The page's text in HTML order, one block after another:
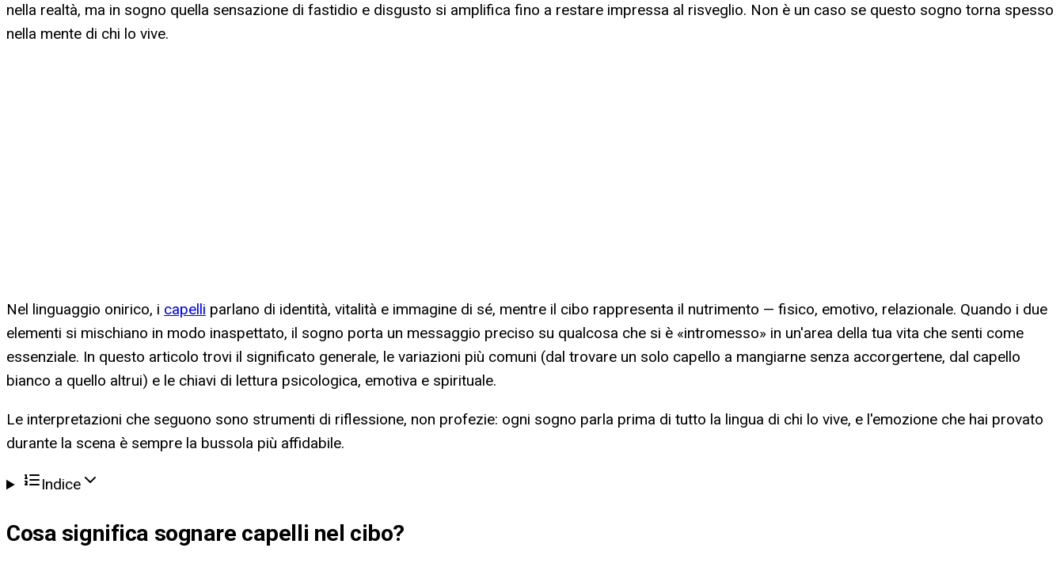
nella realtà, ma in sogno quella sensazione di fastidio e disgusto si amplifica fino a restare impressa al risveglio. Non è un caso se questo sogno torna spesso
nella mente di chi lo vive.
Nel linguaggio onirico, i capelli parlano di identità, vitalità e immagine di sé, mentre il cibo rappresenta il nutrimento — fisico, emotivo, relazionale. Quando i due
elementi si mischiano in modo inaspettato, il sogno porta un messaggio preciso su qualcosa che si è «intromesso» in un'area della tua vita che senti come
essenziale. In questo articolo trovi il significato generale, le variazioni più comuni (dal trovare un solo capello a mangiarne senza accorgertene, dal capello
bianco a quello altrui) e le chiavi di lettura psicologica, emotiva e spirituale.
Le interpretazioni che seguono sono strumenti di riflessione, non profezie: ogni sogno parla prima di tutto la lingua di chi lo vive, e l'emozione che hai provato
durante la scena è sempre la bussola più affidabile.
Indice
Cosa significa sognare capelli nel cibo?